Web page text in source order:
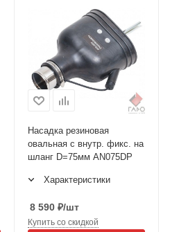
Насадка резиновая
овальная с внутр. фикс. на
шланг D=75мм AN075DP
Характеристики
8 590 ₽/шт
Купить со скидкой